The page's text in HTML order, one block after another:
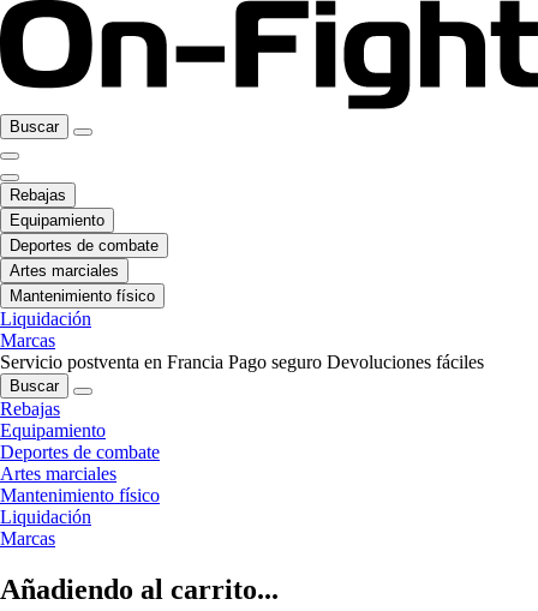
Buscar
Rebajas
Equipamiento
Deportes de combate
Artes marciales
Mantenimiento físico
Liquidación
Marcas
Servicio postventa en Francia Pago seguro Devoluciones fáciles
Buscar
Rebajas
Equipamiento
Deportes de combate
Artes marciales
Mantenimiento físico
Liquidación
Marcas
Añadiendo al carrito...